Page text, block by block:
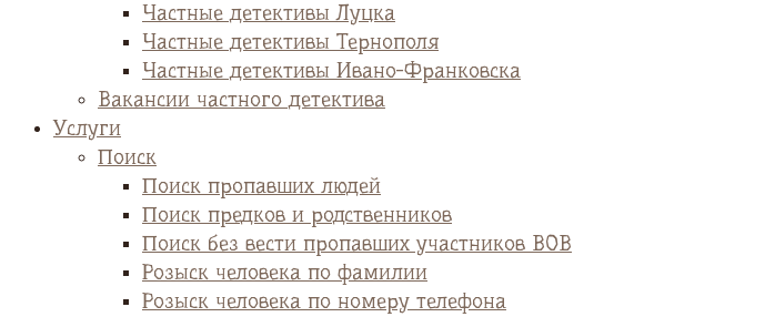
Частные детективы Луцка
Частные детективы Тернополя
Частные детективы Ивано-Франковска
Вакансии частного детектива
Услуги
Поиск
Поиск пропавших людей
Поиск предков и родственников
Поиск без вести пропавших участников ВОВ
Розыск человека по фамилии
Розыск человека по номеру телефона